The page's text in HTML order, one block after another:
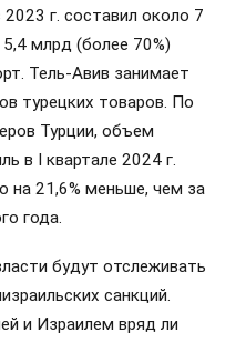
г. составил около 7
млрд (более 70%)
Тель-Авив занимает
турецких товаров. По
Турции, объем
в I квартале 2024 г.
на 21,6% меньше, чем за
года.
будут отслеживать
санкций.
и Израилем вряд ли